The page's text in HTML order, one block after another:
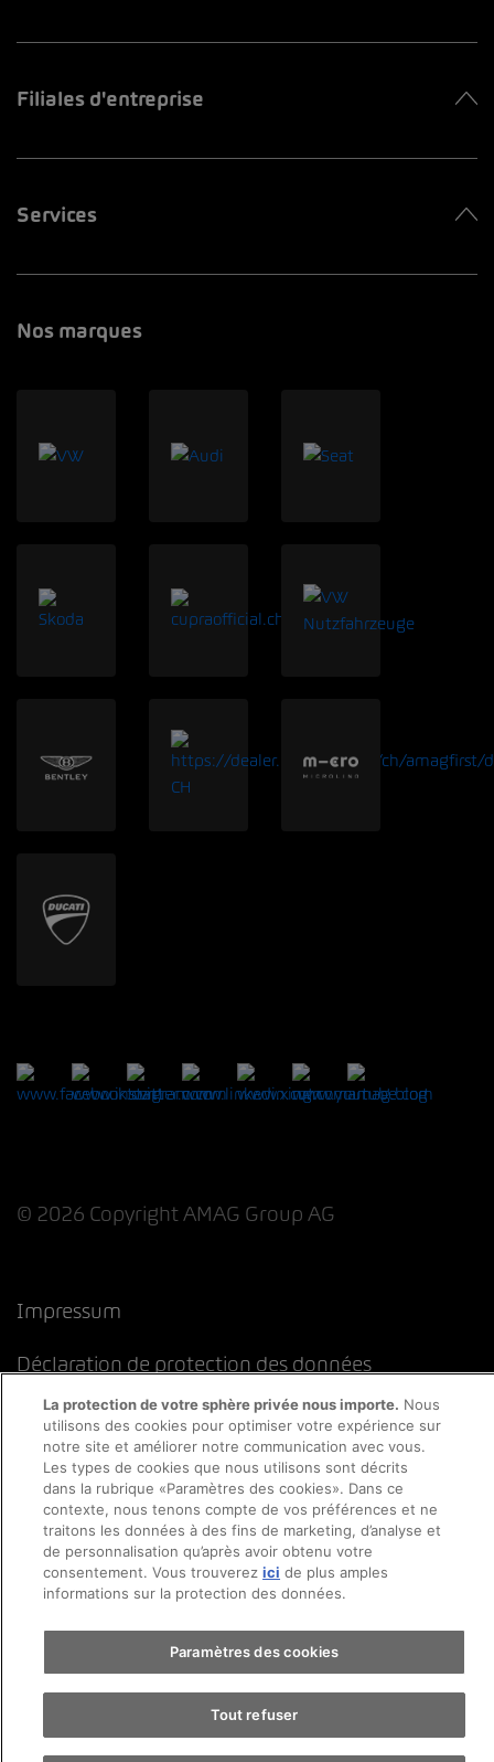
Filiales d'entreprise
Services
Nos marques
© 2026 Copyright AMAG Group AG
Impressum
Déclaration de protection des données
Directive cookies Mentions légales CFST
La protection de votre sphère privée nous importe. Nous
utilisons des cookies pour optimiser votre expérience sur
notre site et améliorer notre communication avec vous.
Les types de cookies que nous utilisons sont décrits
dans la rubrique «Paramètres des cookies». Dans ce
contexte, nous tenons compte de vos préférences et ne
traitons les données à des fins de marketing, d’analyse et
de personnalisation qu’après avoir obtenu votre
consentement. Vous trouverezici de plus amples
informations sur la protection des données.
Paramètres des cookies
Tout refuser